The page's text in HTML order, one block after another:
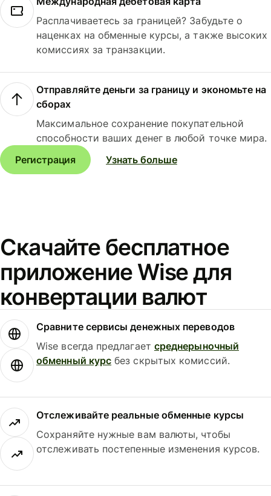
Расплачиваетесь за границей? Забудьте о
наценках на обменные курсы, а также высоких
комиссиях за транзакции.
Отправляйте деньги за границу и экономьте на
сборах
Максимальное сохранение покупательной
способности ваших денег в любой точке мира.
Регистрация
Узнать больше
Скачайте бесплатное
приложение Wise для
конвертации валют
Сравните сервисы денежных переводов
Wise всегда предлагает среднерыночный
обменный курс без скрытых комиссий.
Отслеживайте реальные обменные курсы
Сохраняйте нужные вам валюты, чтобы
отслеживать постепенные изменения курсов.